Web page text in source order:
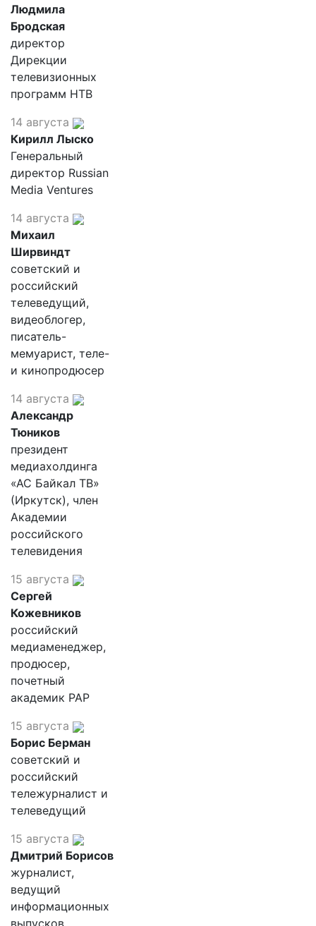
Людмила
Бродская
директор
Дирекции
телевизионных
программ НТВ
14 августа
Кирилл Лыско
Генеральный
директор Russian
Media Ventures
14 августа
Михаил
Ширвиндт
советский и
российский
телеведущий,
видеоблогер,
писатель-
мемуарист, теле-
и кинопродюсер
14 августа
Александр
Тюников
президент
медиахолдинга
«АС Байкал ТВ»
(Иркутск), член
Академии
российского
телевидения
15 августа
Сергей
Кожевников
российский
медиаменеджер,
продюсер,
почетный
академик РАР
15 августа
Борис Берман
советский и
российский
тележурналист и
телеведущий
15 августа
Дмитрий Борисов
журналист,
ведущий
информационных
выпусков